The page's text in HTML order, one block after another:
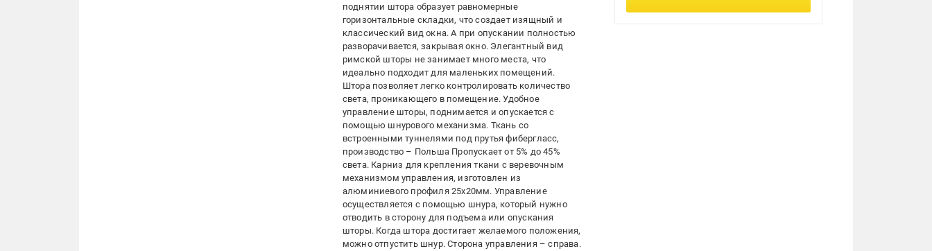
поднятии штора образует равномерные
горизонтальные складки, что создает изящный и
классический вид окна. А при опускании полностью
разворачивается, закрывая окно. Элегантный вид
римской шторы не занимает много места, что
идеально подходит для маленьких помещений.
Штора позволяет легко контролировать количество
света, проникающего в помещение. Удобное
управление шторы, поднимается и опускается с
помощью шнурового механизма. Ткань со
встроенными туннелями под прутья фибергласс,
производство – Польша Пропускает от 5% до 45%
света. Карниз для крепления ткани с веревочным
механизмом управления, изготовлен из
алюминиевого профиля 25х20мм. Управление
осуществляется с помощью шнура, который нужно
отводить в сторону для подъема или опускания
шторы. Когда штора достигает желаемого положения,
можно отпустить шнур. Сторона управления – справа.